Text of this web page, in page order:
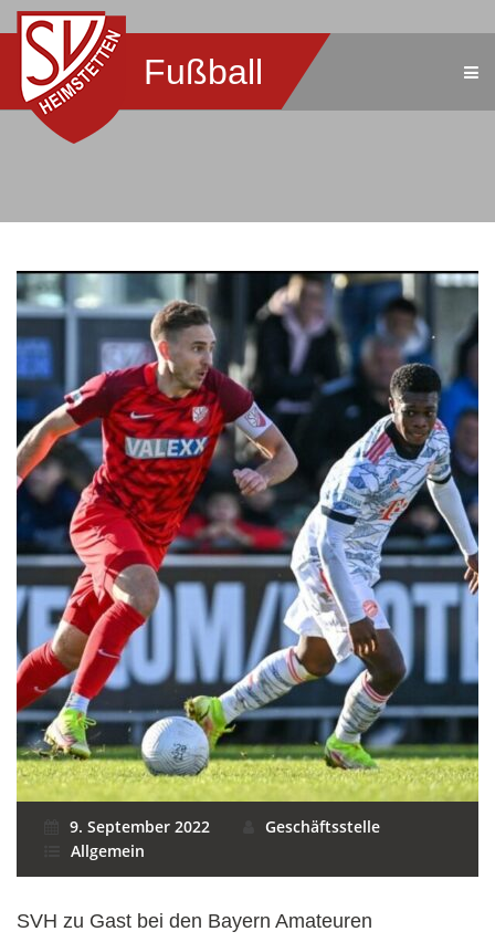
Fußball
9. September 2022
Geschäftsstelle
Allgemein
SVH zu Gast bei den Bayern Amateuren